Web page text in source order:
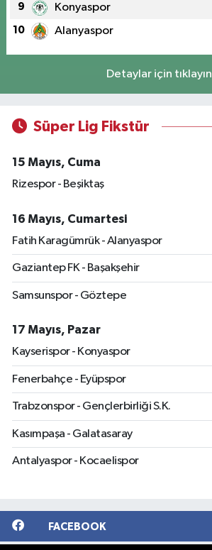
9 Konyaspor
10 Alanyaspor
Detaylar için tıklayın
Süper Lig Fikstür
15 Mayıs, Cuma
Rizespor - Beşiktaş
16 Mayıs, Cumartesi
Fatih Karagümrük - Alanyaspor
Gaziantep FK - Başakşehir
Samsunspor - Göztepe
17 Mayıs, Pazar
Kayserispor - Konyaspor
Fenerbahçe - Eyüpspor
Trabzonspor - Gençlerbirliği S.K.
Kasımpaşa - Galatasaray
Antalyaspor - Kocaelispor
FACEBOOK